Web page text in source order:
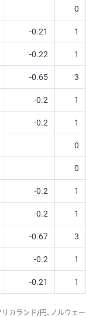
0
-0.21 1
-0.22 1
-0.65 3
-0.2 1
-0.2 1
0
0
-0.2 1
-0.2 1
-0.67 3
-0.2 1
-0.21 1
カランド/円、ノルウェー